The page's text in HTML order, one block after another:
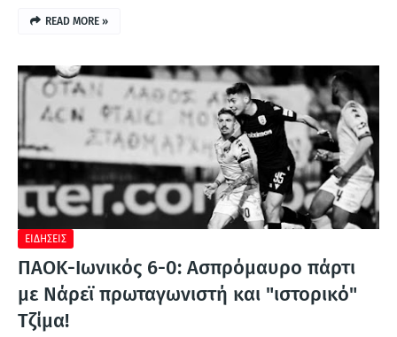
READ MORE »
ΕΙΔΗΣΕΙΣ
ΠΑΟΚ-Ιωνικός 6-0: Ασπρόμαυρο πάρτι
με Νάρεϊ πρωταγωνιστή και "ιστορικό"
Τζίμα!